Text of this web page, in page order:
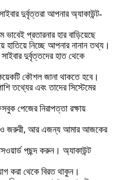
দুর্বৃত্তরা আপনার অ্যাকাউন্ট-
প্রতারনার হার বাড়িয়েছে
নিচ্ছে আপনার নানান তথ্য।
দুর্বৃত্তদের হাত থেকে
কৌশল জানা থাকতে হবে।
তথ্যের এবং তাদের সিস্টেমের
পেজের নিরাপত্তা রক্ষায়
ও জরুরী, আর এজন্য আমার আজকের
পছন্দ করুন। অ্যাকাউন্ট
করা থেকে বিরত থাকুন।